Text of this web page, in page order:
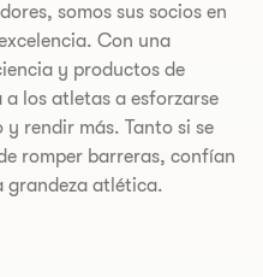
somos sus socios en
Con una
y productos de
los atletas a esforzarse
rendir más. Tanto si se
romper barreras, confían
grandeza atlética.